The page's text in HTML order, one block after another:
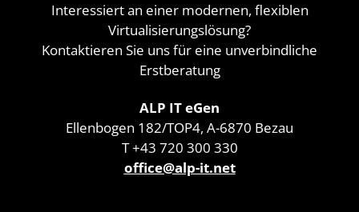
Interessiert an einer modernen, flexiblen
Virtualisierungslösung?
Kontaktieren Sie uns für eine unverbindliche
Erstberatung
ALP IT eGen
Ellenbogen 182/TOP4, A-6870 Bezau
T +43 720 300 330
office@alp-it.net